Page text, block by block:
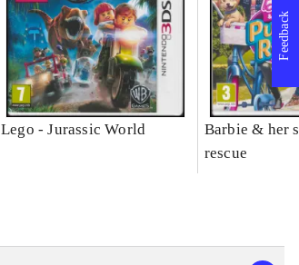
Lego - Jurassic World
Barbie & her
rescue
Feedback